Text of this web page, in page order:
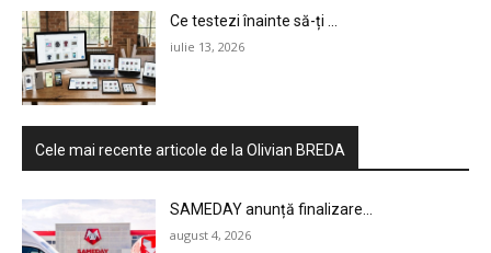
Ce testezi înainte să-ți ...
iulie 13, 2026
Cele mai recente articole de la Olivian BREDA
SAMEDAY anunță finalizare...
august 4, 2026